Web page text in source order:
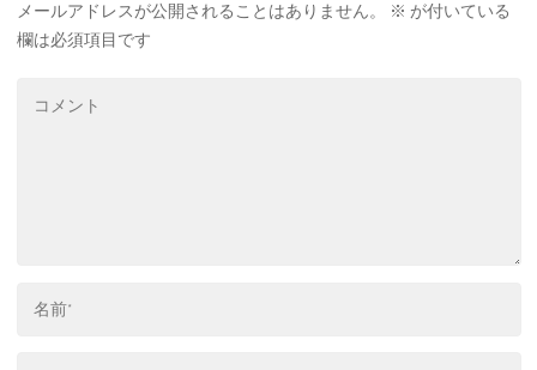
メールアドレスが公開されることはありません。 ※ が付いている
欄は必須項目です